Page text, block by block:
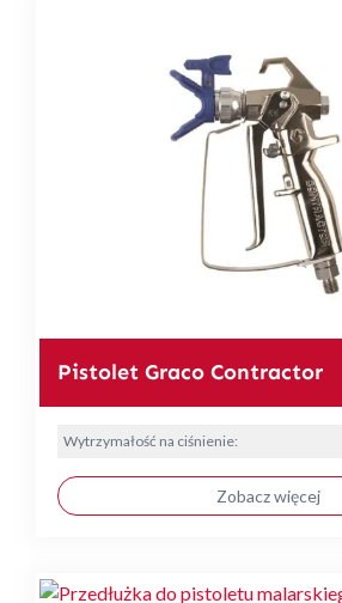
Pistolet Graco Contractor
Wytrzymałość na ciśnienie:
Zobacz więcej